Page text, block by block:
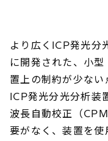
より広くICP発光分
に開発された、小
置上の制約が少な
ICP発光分光分析装
波長自動校正（
要がなく、装置を